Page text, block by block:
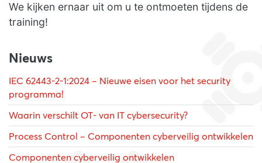
We kijken ernaar uit om u te ontmoeten tijdens de
training!
Nieuws
IEC 62443-2-1:2024 – Nieuwe eisen voor het security
programma!
Waarin verschilt OT- van IT cybersecurity?
Process Control – Componenten cyberveilig ontwikkelen
Componenten cyberveilig ontwikkelen